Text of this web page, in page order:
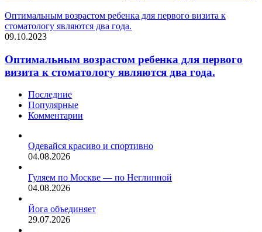
Оптимальным возрастом ребенка для первого визита к
стоматологу являются два года.
09.10.2023
Оптимальным возрастом ребенка для первого
визита к стоматологу являются два года.
Последние
Популярные
Комментарии
Одевайся красиво и спортивно
04.08.2026
Гуляем по Москве — по Неглинной
04.08.2026
Йога объединяет
29.07.2026